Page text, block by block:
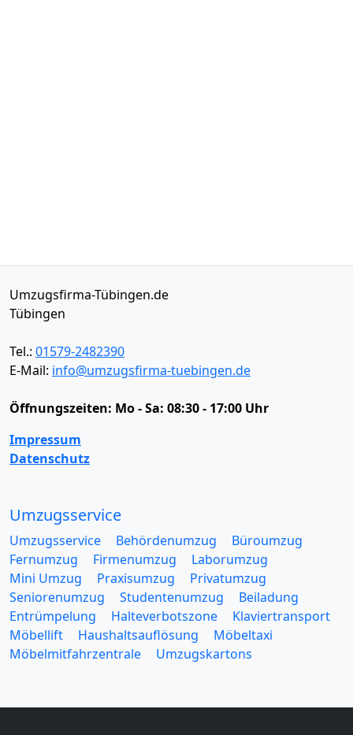
Umzugsfirma-Tübingen.de
Tübingen
Tel.: 01579-2482390
E-Mail: info@umzugsfirma-tuebingen.de
Öffnungszeiten: Mo - Sa: 08:30 - 17:00 Uhr
Impressum
Datenschutz
Umzugsservice
Umzugsservice Behördenumzug
Büroumzug
Fernumzug
Firmenumzug
Laborumzug
Mini Umzug
Praxisumzug
Privatumzug
Seniorenumzug
Studentenumzug
Beiladung
Entrümpelung
Halteverbotszone
Klaviertransport
Möbellift
Haushaltsauflösung
Möbeltaxi
Möbelmitfahrzentrale
Umzugskartons